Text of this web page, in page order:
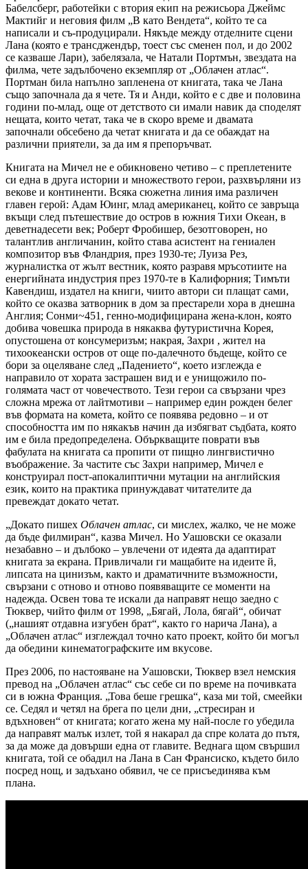
Бабелсберг, работейки с втория екип на режисьора Джеймс
Мактийг и неговия филм „В като Вендета“, който те са
написали и съ-продуцирали. Някъде между отделните сцени
Лана (която е трансджендър, тоест със сменен пол, и до 2002
се казваше Лари), забелязала, че Натали Портмън, звездата на
филма, чете задълбочено екземпляр от „Облачен атлас“.
Портман била напълно запленена от книгата, така че Лана
също започнала да я чете. Тя и Анди, който е с две и половина
години по-млад, още от детството си имали навик да споделят
нещата, които четат, така че в скоро време и двамата
започнали обсебено да четат книгата и да се обаждат на
различни приятели, за да им я препоръчват.
Книгата на Мичел не е обикновено четиво – с преплетените
си една в друга истории и множеството герои, разхвърляни из
векове и континенти. Всяка сюжетна линия има различен
главен герой: Адам Юинг, млад американец, който се завръща
вкъщи след пътешествие до остров в южния Тихи Океан, в
деветнадесети век; Роберт Фробишер, безотговорен, но
талантлив англичанин, който става асистент на гениален
композитор във Фландрия, през 1930-те; Луиза Рез,
журналистка от жълт вестник, която разравя мръсотиите на
енергийната индустрия през 1970-те в Калифорния; Тимъти
Кавендиш, издател на книги, чиито автори си плащат сами,
който се оказва затворник в дом за престарели хора в днешна
Англия; Сонми~451, генно-модифицирана жена-клон, която
добива човешка природа в някаква футуристична Корея,
опустошена от консумеризъм; накрая, Захри , жител на
тихоокеански остров от още по-далечното бъдеще, който се
бори за оцеляване след „Падението“, което изглежда е
направило от хората застрашен вид и е унищожило по-
голямата част от човечеството. Тези герои са свързани чрез
сложна мрежа от лайтмотиви – например един рожден белег
във формата на комета, който се появява редовно – и от
способността им по някакъв начин да избягват съдбата, която
им е била предопределена. Объркващите поврати във
фабулата на книгата са пропити от пищно лингвистично
въображение. За частите със Захри например, Мичел е
конструирал пост-апокалиптични мутации на английския
език, които на практика принуждават читателите да
превеждат докато четат.
„Докато пишех Облачен атлас, си мислех, жалко, че не може
да бъде филмиран“, казва Мичел. Но Уашовски се оказали
незабавно – и дълбоко – увлечени от идеята да адаптират
книгата за екрана. Привличали ги мащабите на идеите й,
липсата на цинизъм, както и драматичните възможности,
свързани с отново и отново появяващите се моменти на
надежда. Освен това те искали да направят нещо заедно с
Тюквер, чийто филм от 1998, „Бягай, Лола, бягай“, обичат
(„нашият отдавна изгубен брат“, както го нарича Лана), а
„Облачен атлас“ изглеждал точно като проект, който би могъл
да обедини кинематографските им вкусове.
През 2006, по настояване на Уашовски, Тюквер взел немския
превод на „Облачен атлас“ със себе си по време на почивката
си в южна Франция. „Това беше грешка“, каза ми той, смеейки
се. Седял и четял на брега по цели дни, „стресиран и
вдъхновен“ от книгата; когато жена му най-после го убедила
да направят малък излет, той я накарал да спре колата до пътя,
за да може да довърши една от главите. Веднага щом свършил
книгата, той се обадил на Лана в Сан Франсиско, където било
посред нощ, и задъхано обявил, че се присъединява към
плана.